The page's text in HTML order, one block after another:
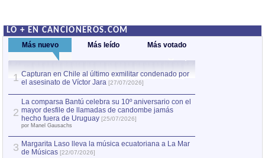
LO + EN CANCIONEROS.COM
Más nuevo Más leído Más votado
1 Capturan en Chile al último exmilitar condenado por
el asesinato de Víctor Jara [27/07/2026]
2
La comparsa Bantú celebra su 10º aniversario con el
mayor desfile de llamadas de candombe jamás
hecho fuera de Uruguay [25/07/2026]
por Manel Gausachs
3 Margarita Laso lleva la música ecuatoriana a La Mar
de Músicas [22/07/2026]